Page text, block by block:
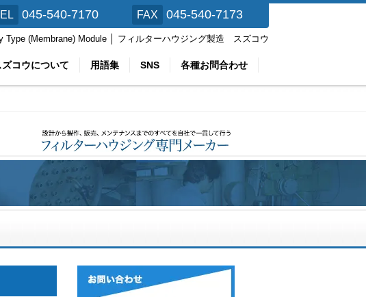
045-540-7170 FAX 045-540-7173
(Membrane) Module │ フィルターハウジング製造 スズコウ
ズコウについて 用語集 SNS 各種お問合わせ